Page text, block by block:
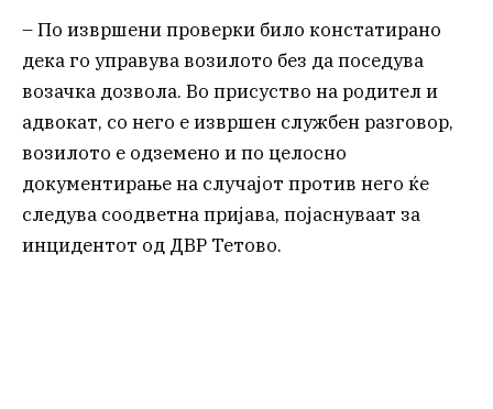
– По извршени проверки било констатирано
дека го управува возилото без да поседува
возачка дозвола. Во присуство на родител и
адвокат, со него е извршен службен разговор,
возилото е одземено и по целосно
документирање на случајот против него ќе
следува соодветна пријава, појаснуваат за
инцидентот од ДВР Тетово.